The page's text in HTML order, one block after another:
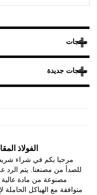
منتجات
منتجات جديدة
الفولاذ المقاوم
مصنوعة من مادة